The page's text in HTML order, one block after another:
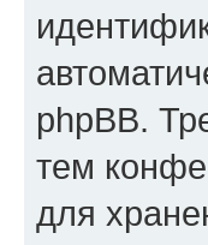
phpBB.
тем
для